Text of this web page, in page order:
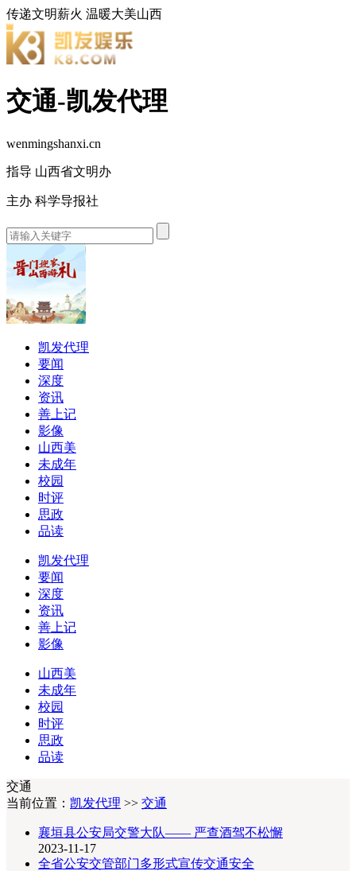
传递文明薪火 温暖大美山西
交通-凯发代理
wenmingshanxi.cn
指导 山西省文明办
主办 科学导报社
凯发代理
要闻
深度
资讯
善上记
影像
山西美
未成年
校园
时评
思政
品读
凯发代理
要闻
深度
资讯
善上记
影像
山西美
未成年
校园
时评
思政
品读
交通
当前位置： 凯发代理 >> 交通
襄垣县公安局交警大队—— 严查酒驾不松懈
2023-11-17
全省公安交管部门多形式宣传交通安全